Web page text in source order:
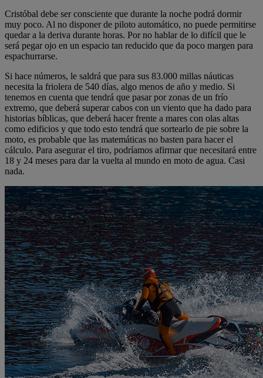
Cristóbal debe ser consciente que durante la noche podrá dormir
muy poco. Al no disponer de piloto automático, no puede permitirse
quedar a la deriva durante horas. Por no hablar de lo difícil que le
será pegar ojo en un espacio tan reducido que da poco margen para
espachurrarse.
Si hace números, le saldrá que para sus 83.000 millas náuticas
necesita la friolera de 540 días, algo menos de año y medio. Si
tenemos en cuenta que tendrá que pasar por zonas de un frío
extremo, que deberá superar cabos con un viento que ha dado para
historias bíblicas, que deberá hacer frente a mares con olas altas
como edificios y que todo esto tendrá que sortearlo de pie sobre la
moto, es probable que las matemáticas no basten para hacer el
cálculo. Para asegurar el tiro, podríamos afirmar que necesitará entre
18 y 24 meses para dar la vuelta al mundo en moto de agua. Casi
nada.